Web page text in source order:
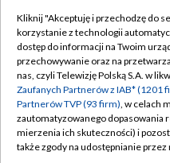
Abonament TVP
Emisja w TVP
Centrum informacji TVP
Naziemna Telewizja
Kliknij "Akceptuję i przechodzę do
korzystanie z technologii
dostęp do informacji na Twoim
przechowywanie oraz na
nas, czyli Telewizję Polską S.A. w
Zaufanych Partnerów z IAB* (1201
Partnerów TVP (93 firm), w celach
zautomatyzowanego dopasowania
mierzenia ich skuteczności) i
także zgody na udostępnianie